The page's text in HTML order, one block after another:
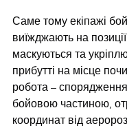
Саме тому екіпажі
виїжджають на
маскуються та
прибутті на місце
робота –
бойовою частиною,
координат від